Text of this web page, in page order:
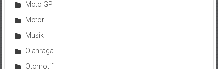
Moto GP
Motor
Musik
Olahraga
Otomotif